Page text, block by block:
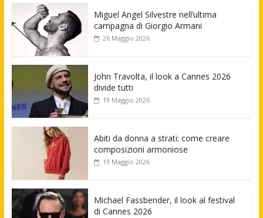
Miguel Angel Silvestre nell’ultima
campagna di Giorgio Armani
26 Maggio 2026
John Travolta, il look a Cannes 2026
divide tutti
19 Maggio 2026
Abiti da donna a strati: come creare
composizioni armoniose
19 Maggio 2026
Michael Fassbender, il look al festival
di Cannes 2026